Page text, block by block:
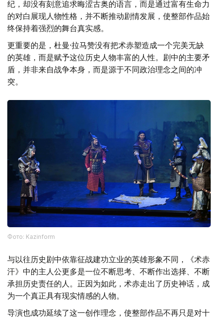
常见的夸张说教与刻意煽情。剧中人物虽然生活在十三世
纪，却没有刻意追求晦涩古奥的语言，而是通过富有生命力
的对白展现人物性格，并不断推动剧情发展，使整部作品始
终保持着强烈的舞台真实感。
更重要的是，杜曼·拉马赞没有把术赤塑造成一个完美无缺
的英雄，而是赋予这位历史人物丰富的人性。剧中的主要矛
盾，并非来自战争本身，而是源于不同政治理念之间的冲
与以往历史剧中依靠征战建功立业的英雄形象不同，《术赤
汗》中的主人公更多是一位不断思考、不断作出选择、不断
承担历史责任的人。正因为如此，术赤走出了历史神话，成
为一个真正具有现实情感的人物。